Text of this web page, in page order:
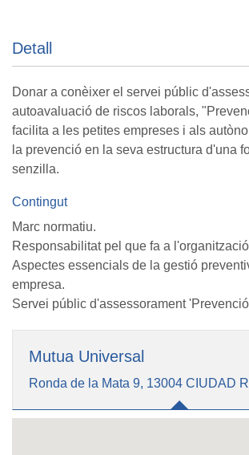
Detall
Donar a conèixer el servei públic
autoavaluació de riscos laborals,
facilita a les petites empreses i als
la prevenció en la seva estructura d'una
senzilla.
Contingut
Marc normatiu.
Responsabilitat pel que fa a
Aspectes essencials de la gestió
empresa.
Servei públic d'assessorament
Mutua Universal
Ronda de la Mata 9, 13004 CIUDAD